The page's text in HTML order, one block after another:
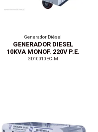
Generador Diésel
GENERADOR DIESEL
10KVA MONOF. 220V P.E.
GD10010EC-M